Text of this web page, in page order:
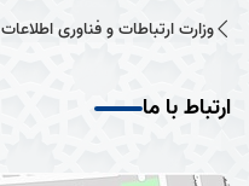
وزارت ارتباطات و فناوری اطلاعات
ارتباط با ما